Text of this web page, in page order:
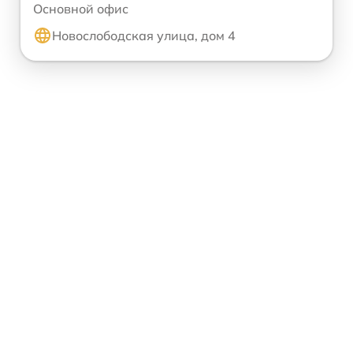
Основной офис
Новослободская улица, дом 4